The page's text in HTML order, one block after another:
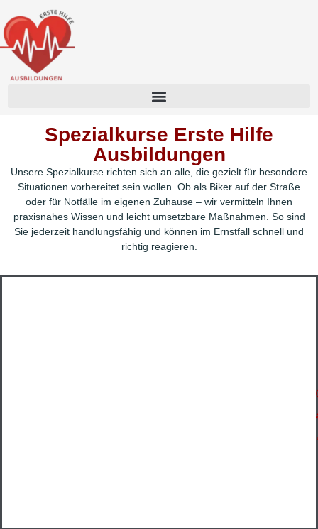
Spezialkurse Erste Hilfe
Ausbildungen
Unsere Spezialkurse richten sich an alle, die gezielt für besondere
Situationen vorbereitet sein wollen. Ob als Biker auf der Straße
oder für Notfälle im eigenen Zuhause – wir vermitteln Ihnen
praxisnahes Wissen und leicht umsetzbare Maßnahmen. So sind
Sie jederzeit handlungsfähig und können im Ernstfall schnell und
richtig reagieren.